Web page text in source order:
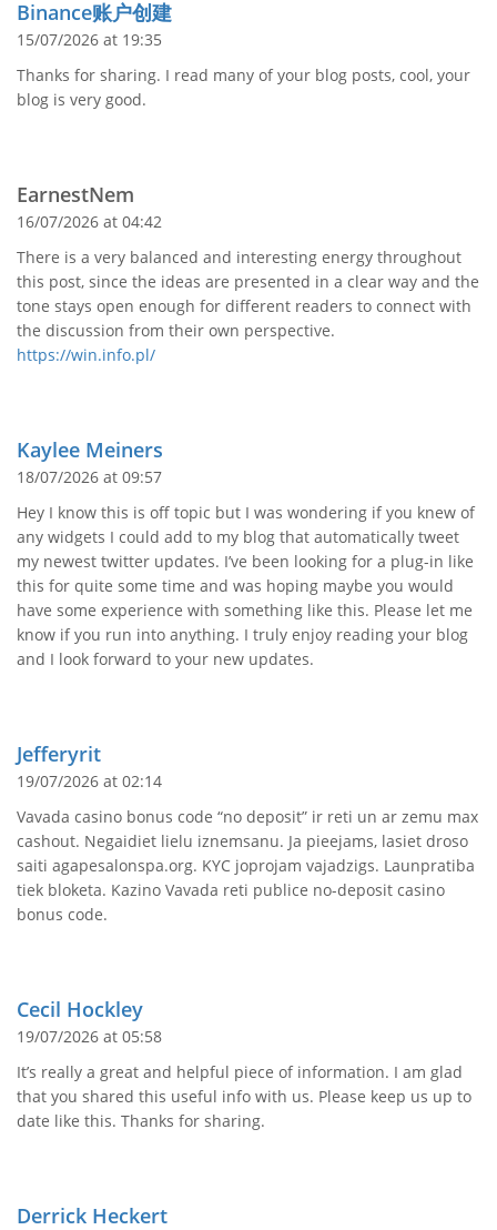
Binance账户创建
15/07/2026 at 19:35
Thanks for sharing. I read many of your blog posts, cool, your
blog is very good.
EarnestNem
16/07/2026 at 04:42
There is a very balanced and interesting energy throughout
this post, since the ideas are presented in a clear way and the
tone stays open enough for different readers to connect with
the discussion from their own perspective.
https://win.info.pl/
Kaylee Meiners
18/07/2026 at 09:57
Hey I know this is off topic but I was wondering if you knew of
any widgets I could add to my blog that automatically tweet
my newest twitter updates. I’ve been looking for a plug-in like
this for quite some time and was hoping maybe you would
have some experience with something like this. Please let me
know if you run into anything. I truly enjoy reading your blog
and I look forward to your new updates.
Jefferyrit
19/07/2026 at 02:14
Vavada casino bonus code “no deposit” ir reti un ar zemu max
cashout. Negaidiet lielu iznemsanu. Ja pieejams, lasiet droso
saiti agapesalonspa.org. KYC joprojam vajadzigs. Launpratiba
tiek bloketa. Kazino Vavada reti publice no-deposit casino
bonus code.
Cecil Hockley
19/07/2026 at 05:58
It’s really a great and helpful piece of information. I am glad
that you shared this useful info with us. Please keep us up to
date like this. Thanks for sharing.
Derrick Heckert